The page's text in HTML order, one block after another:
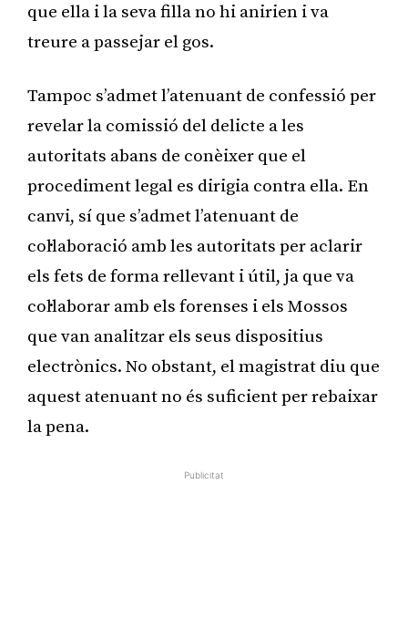
que ella i la seva filla no hi anirien i va
treure a passejar el gos.
Tampoc s’admet l’atenuant de confessió per
revelar la comissió del delicte a les
autoritats abans de conèixer que el
procediment legal es dirigia contra ella. En
canvi, sí que s’admet l’atenuant de
col·laboració amb les autoritats per aclarir
els fets de forma rellevant i útil, ja que va
col·laborar amb els forenses i els Mossos
que van analitzar els seus dispositius
electrònics. No obstant, el magistrat diu que
aquest atenuant no és suficient per rebaixar
la pena.
Publicitat